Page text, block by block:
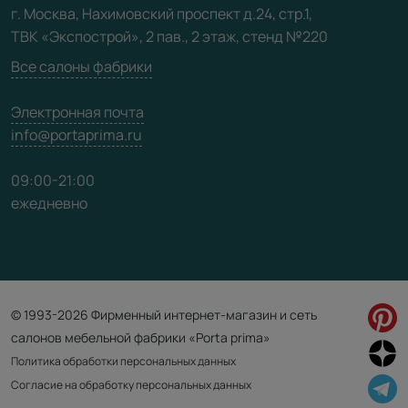
Карта сайта
г. Москва, Нахимовский проспект д.24, стр.1,
ТВК «Экспострой», 2 пав., 2 этаж, стенд №220
Все салоны фабрики
Электронная почта
info@portaprima.ru
09:00-21:00
ежедневно
© 1993-2026 Фирменный интернет-магазин и сеть
салонов мебельной фабрики «Porta prima»
Политика обработки персональных данных
Согласие на обработку персональных данных